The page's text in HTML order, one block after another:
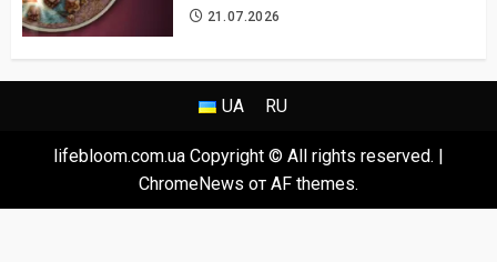
21.07.2026
UA RU
lifebloom.com.ua Copyright © All rights reserved. |
ChromeNews от AF themes.